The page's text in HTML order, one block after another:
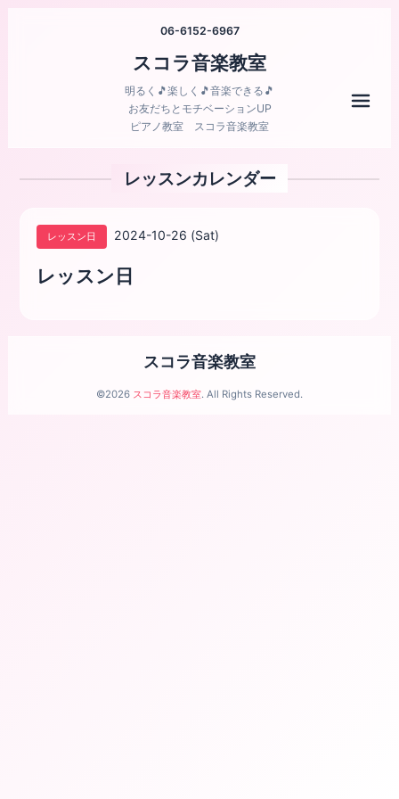
06-6152-6967
スコラ音楽教室
明るく🎵楽しく🎵音楽できる🎵
お友だちとモチベーションUP
ピアノ教室 スコラ音楽教室
レッスンカレンダー
レッスン日 2024-10-26 (Sat)
レッスン日
スコラ音楽教室
©2026 スコラ音楽教室. All Rights Reserved.